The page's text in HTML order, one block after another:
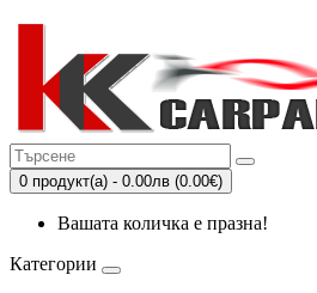
0 продукт(а) - 0.00лв (0.00€)
Вашата количка е празна!
Категории